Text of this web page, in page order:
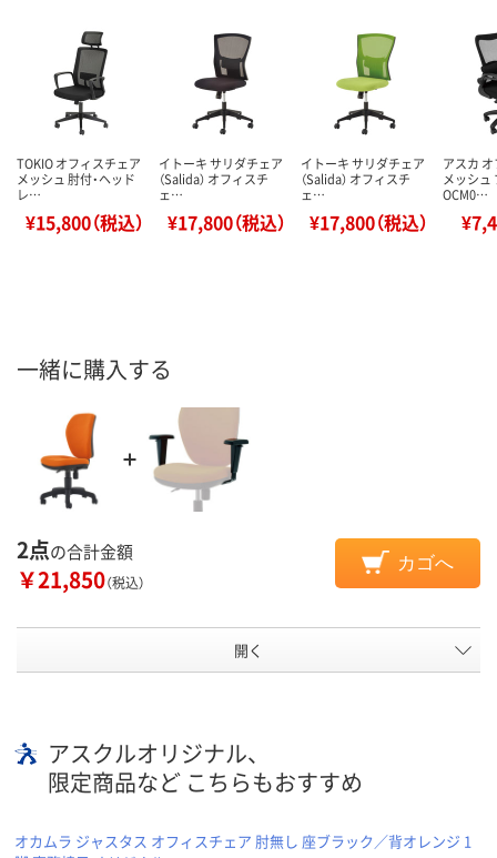
TOKIO オフィスチェア
メッシュ 肘付・ヘッド
レ…
¥15,800（税込）
イトーキ サリダチェア
（Salida） オフィスチ
ェ…
¥17,800（税込）
イトーキ サリダチェア
（Salida） オフィスチ
ェ…
¥17,800（税込）
アスカ
メッシュ
OCM0…
一緒に購入する
2点の合計金額
￥21,850（税込）
カゴへ
開く
アスクルオリジナル、
限定商品など こちらもおすすめ
オカムラ ジャスタス オフィスチェア 肘無し 座ブラック／背オレンジ 1